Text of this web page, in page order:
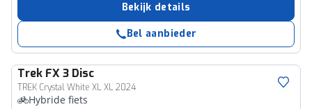
Bekijk details
Bel aanbieder
Trek FX 3 Disc
TREK Crystal White XL XL 2024
Hybride fiets